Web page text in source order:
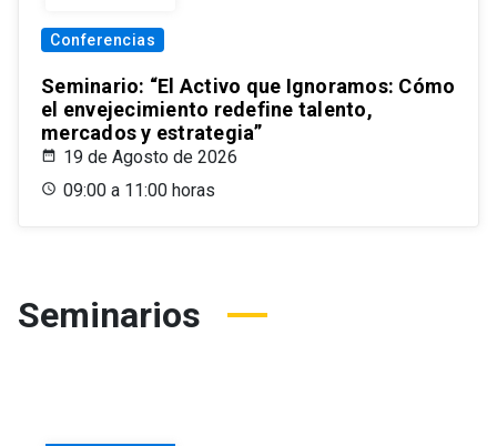
Conferencias
Seminario: “El Activo que Ignoramos: Cómo
el envejecimiento redefine talento,
mercados y estrategia”
19 de Agosto de 2026
09:00 a 11:00 horas
Seminarios